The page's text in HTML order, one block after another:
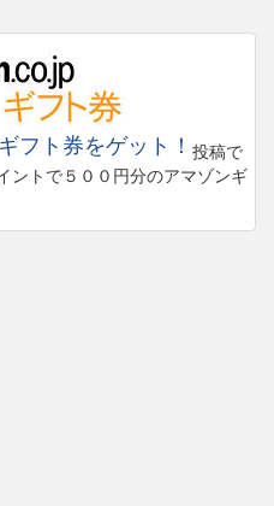
フト券をゲット！ 投稿で
ントで５００円分のアマゾンギ